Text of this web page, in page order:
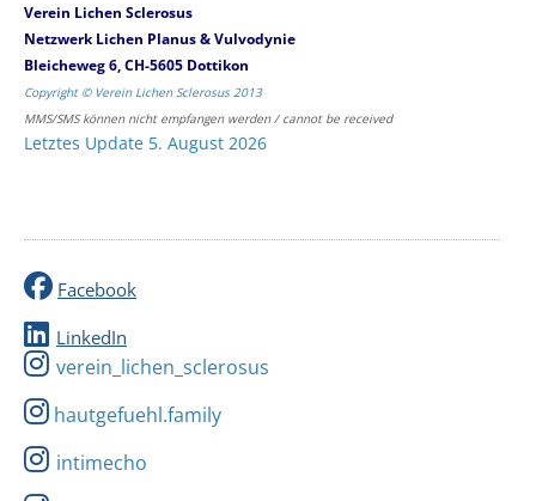
Verein Lichen Sclerosus
Netzwerk Lichen Planus & Vulvodynie
Bleicheweg 6, CH-5605 Dottikon
Copyright © Verein Lichen Sclerosus 2013
MMS/SMS können nicht empfangen werden / cannot be received
Letztes Update 5. August 2026
Facebook
LinkedIn
verein_lichen_sclerosus
hautgefuehl.family
intimecho